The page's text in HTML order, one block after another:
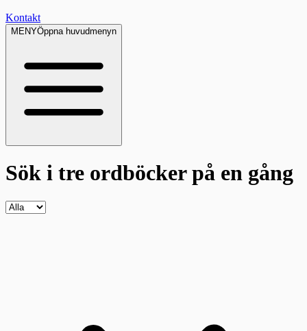
Kontakt
MENYÖppna huvudmenyn
Sök i tre ordböckerpå en gång